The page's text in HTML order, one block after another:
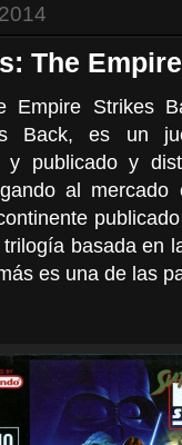
The
Empire Strikes
Back, es un
y publicado y
al
basada en
es una de las